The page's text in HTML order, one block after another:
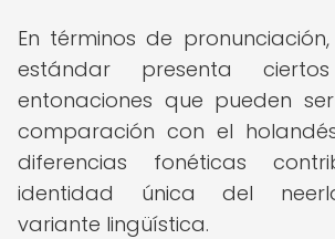
En términos de
estándar presenta
entonaciones que pueden
comparación con el
diferencias fonéticas
identidad única del
variante lingüística.